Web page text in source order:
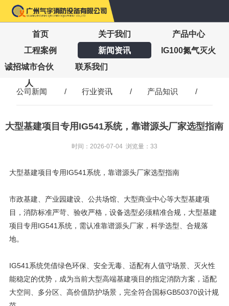
首页 关于我们
产品中心
工程案例
新闻资讯
IG100氮气灭火
诚招城市合伙
人
联系我们
公司新闻 / 行业资讯 / 产品知识 /
大型基建项目专用IG541系统，靠谱源头厂家选型指南
时间：2026-07-04 浏览量：33
大型基建项目专用IG541系统，靠谱源头厂家选型指南
市政基建、产业园建设、公共场馆、大型商业中心等大型基建项
目，消防标准严苛、验收严格，设备选型必须精准合规，大型基建
项目专用IG541系统，需认准靠谱源头厂家，科学选型、合规落
地。
IG541系统凭借绿色环保、安全无毒、适配有人值守场景、灭火性
能稳定的优势，成为当前大型高端基建项目的指定消防方案，适配
大空间、多分区、高价值防护场景，完全符合国标GB50370设计规